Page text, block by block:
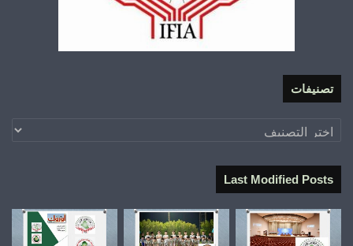
تصنيفات
تصنيفات
Last Modified Posts